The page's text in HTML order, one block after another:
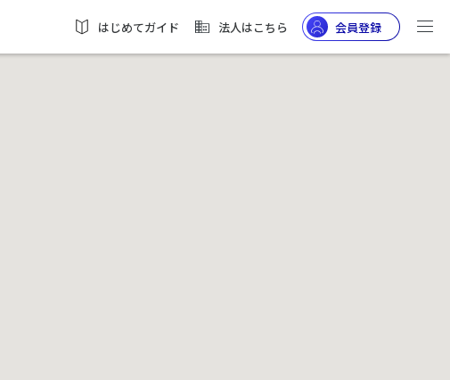
はじめてガイド 法人はこちら 会員登録